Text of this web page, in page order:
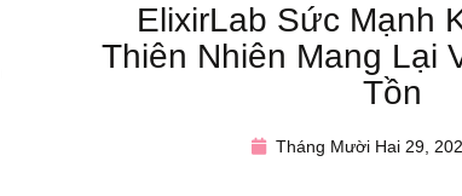
ElixirLab Sức Mạnh
Thiên Nhiên Mang Lại
Tồn
Tháng Mười Hai 29,